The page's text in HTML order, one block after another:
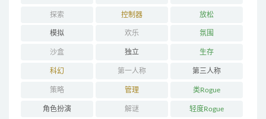
探索 控制器 放松
模拟 欢乐 氛围
沙盒 独立 生存
科幻 第一人称 第三人称
策略 管理 类Rogue
角色扮演 解谜 轻度Rogue